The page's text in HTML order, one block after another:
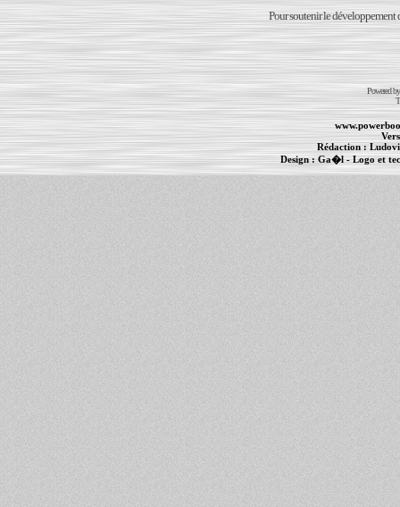
Pour soutenir le développement
Powered
Rédaction :
Design :Ga�l- Logo et
PowerBook